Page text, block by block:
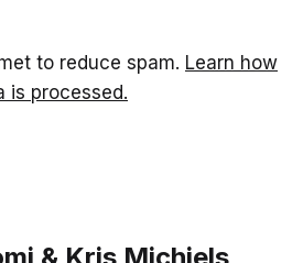
to reduce spam. Learn how
is processed.
& Kris Michiels